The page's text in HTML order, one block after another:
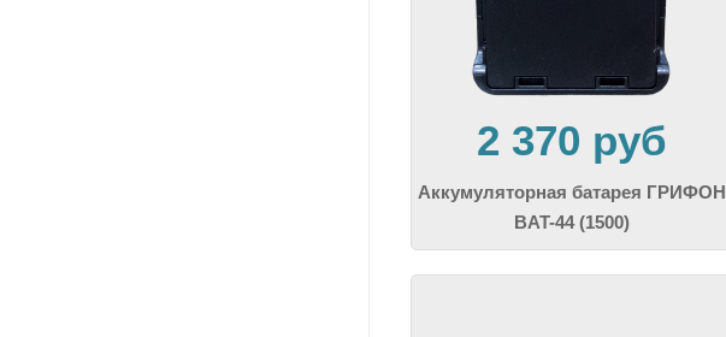
2 370 руб
Аккумуляторная батарея ГРИФОН
BAT-44 (1500)